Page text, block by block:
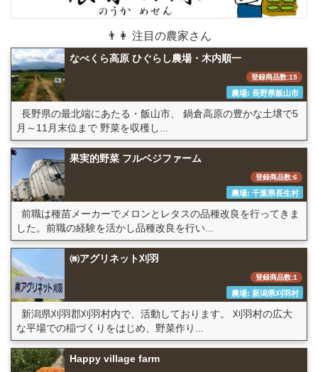
👨👩 注目の農家さん
なべくら高原 ひぐらし農場・木内順一
登録商品数:15
農場: 長野県飯山市
長野県の最北端にあたる・飯山市、 鍋倉高原の豊かな土壌で5
月～11月末位まで 野菜を収穫し...
果実的野菜 フルベジファーム
登録商品数:6
農場: 千葉県長生村
前職は種苗メーカーでメロンとレタスの品種改良を行ってきま
した。前職の経験を活かし品種改良を行い...
㈱アグリネット刈羽
登録商品数:1
農場: 新潟県刈羽村
新潟県刈羽郡刈羽村内で、活動しております。 刈羽村の広大
な平場での稲づくりをはじめ、野菜作り...
Happy village farm